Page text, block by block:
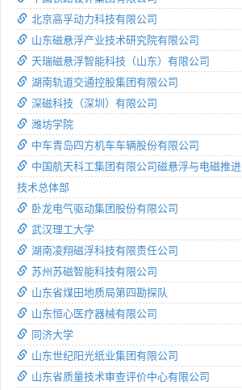
北京高孚动力科技有限公司
山东磁悬浮产业技术研究院有限公司
天瑞磁悬浮智能科技（山东）有限公司
湖南轨道交通控股集团有限公司
深磁科技（深圳）有限公司
潍坊学院
中车青岛四方机车车辆股份有限公司
中国航天科工集团有限公司磁悬浮与电磁推进
技术总体部
卧龙电气驱动集团股份有限公司
武汉理工大学
湖南凌翔磁浮科技有限责任公司
苏州苏磁智能科技有限公司
山东省煤田地质局第四勘探队
山东恒心医疗器械有限公司
同济大学
山东世纪阳光纸业集团有限公司
山东省质量技术审查评价中心有限公司